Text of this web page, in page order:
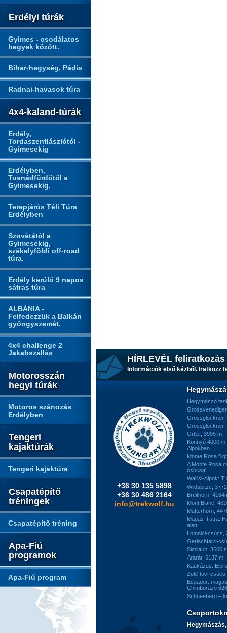
Erdélyi túrák
Gyimes - csodálatos
hegyek között.
Bihar-hegység, Pádis
Radnai-havasok túra
4x4-kaland-túrák
Erdély,
Tordaszentlászlótól -
Gyimesekig
Erdélyben,
Tusnádfürdőtől a
Gyimesekig.
Terepjárós Téli Túra
Erdélyben
Szovátától a
Gyimesekig,
székelyföldi off-road
túra.
Erdély kerülő 9 napos
sátras túra
ALBÁNIA -
Felfedezzük a Balkán
gyöngyszemét.
4x4 challenge 2
Jakabszállás
Motorosszán
hegyi túrák
Motoros szánozás
Erdélyben
Tengeri
kajaktúrák
Tengeri kajaktúra
Csapatépítő
tréningek
Csapatépítő tréning
Apa-Fiú
programok
Apa-Fiú program
HÍRLEVÉL feliratkozás
Információk első kézből. Iratkozz
+36 30 135 5898
+36 30 486 2164
info@trekwolf.hu
Hegymászó
Grossglockner,
Grossglockner
Ortler, 3905 m
Könnyű 4000
Alpokban
Monte Rosa
A Monte Rosa
csúcsai
Wallisi-Alpok:
Wildspitze,
Breithorn,
Mont Blanc,
Matterhorn,
Magas-Tátra:
alatt
Lomnici-csúcs,
Gerlachfalvi-
Similaun, 3606
Ararát, 5137 m
Kaukázus:
Zöld-tavi-
Ecuador:
Chimborazo
Schneeberg –